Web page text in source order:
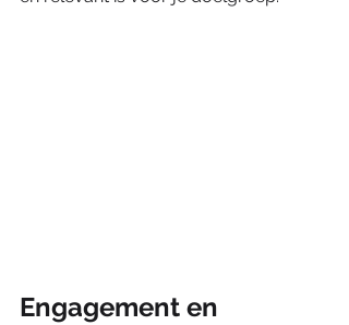
Engagement en